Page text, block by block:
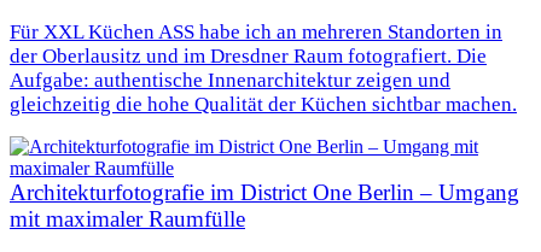
Für XXL Küchen ASS habe ich an mehreren Standorten in
der Oberlausitz und im Dresdner Raum fotografiert. Die
Aufgabe: authentische Innenarchitektur zeigen und
gleichzeitig die hohe Qualität der Küchen sichtbar machen.
Architekturfotografie im District One Berlin – Umgang
mit maximaler Raumfülle